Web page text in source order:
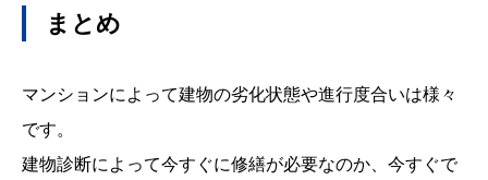
まとめ
マンションによって建物の劣化状態や進行度合いは様々
です。
建物診断によって今すぐに修繕が必要なのか、今すぐで